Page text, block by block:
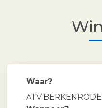
Waar?
ATV BERKENRODE